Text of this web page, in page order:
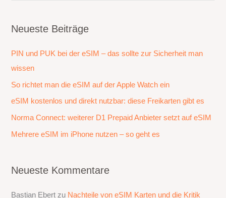
h
n
n
a
c
h
Neueste Beiträge
PIN und PUK bei der eSIM – das sollte zur Sicherheit man
wissen
So richtet man die eSIM auf der Apple Watch ein
eSIM kostenlos und direkt nutzbar: diese Freikarten gibt es
Norma Connect: weiterer D1 Prepaid Anbieter setzt auf eSIM
Mehrere eSIM im iPhone nutzen – so geht es
Neueste Kommentare
Bastian Ebert zu Nachteile von eSIM Karten und die Kritik